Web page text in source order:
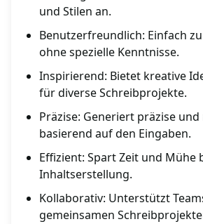
und Stilen an.
Benutzerfreundlich: Einfach
ohne spezielle Kenntnisse.
Inspirierend: Bietet kreative
für diverse Schreibprojekte.
Präzise: Generiert präzise
basierend auf den Eingaben.
Effizient: Spart Zeit und Mühe
Inhaltserstellung.
Kollaborativ: Unterstützt
gemeinsamen